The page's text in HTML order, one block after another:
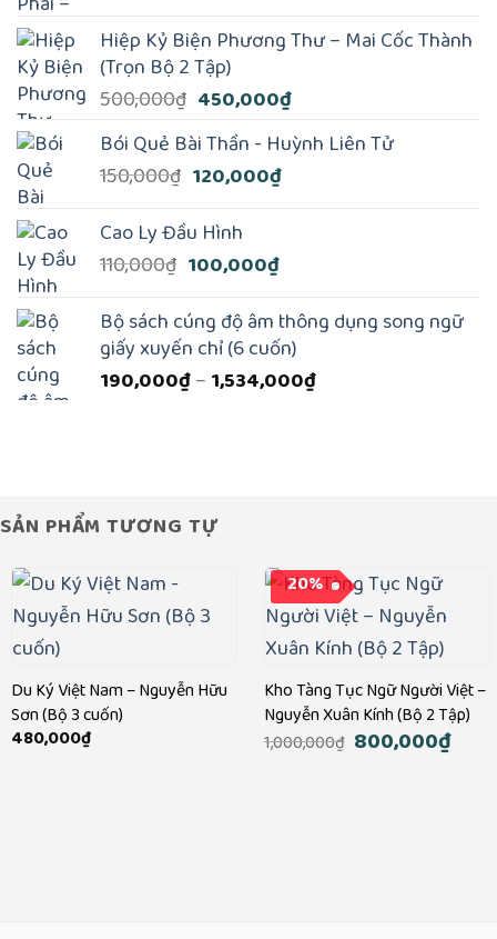
là:
300,000₫.
tại
240,000₫.
Hiệp Kỷ Biện Phương Thư – Mai Cốc Thành
(Trọn Bộ 2 Tập)
500,000₫ Giá
là:
500,000₫.
450,000₫Giá
tại
Bói Quẻ Bài Thần - Huỳnh Liên Tử
150,000₫ Giá
là:
150,000₫.
120,000₫Giá
Cao Ly Đầu Hình
110,000₫ Giá
là:
110,000₫.
100,000₫Giá
tại
là:
100,000₫.
Bộ sách cúng độ âm thông dụng song ngữ
giấy xuyến chỉ (6 cuốn)
190,000₫– 1,534,000₫Khoảng
SẢN PHẨM TƯƠNG TỰ
Du Ký Việt Nam – Nguyễn Hữu
Sơn (Bộ 3 cuốn)
480,000₫
Kho Tàng Tục Ngữ Người Việt –
Nguyễn Xuân Kính (Bộ 2 Tập)
1,000,000₫ Giá
gốc
800,000₫Giá
hiện
20%